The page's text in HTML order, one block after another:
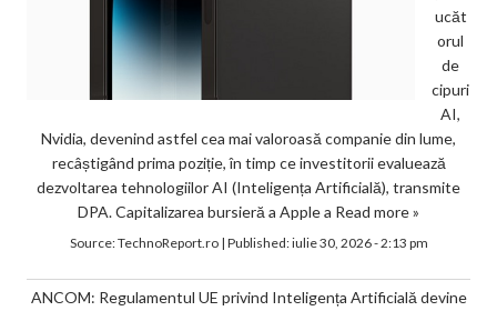
ucăt
orul
de
cipuri
AI,
Nvidia, devenind astfel cea mai valoroasă companie din lume,
recâștigând prima poziție, în timp ce investitorii evaluează
dezvoltarea tehnologiilor AI (Inteligența Artificială), transmite
DPA. Capitalizarea bursieră a Apple a Read more »
Source:TechnoReport.ro| Published:iulie 30, 2026 - 2:13 pm
ANCOM: Regulamentul UE privind Inteligența Artificială devine